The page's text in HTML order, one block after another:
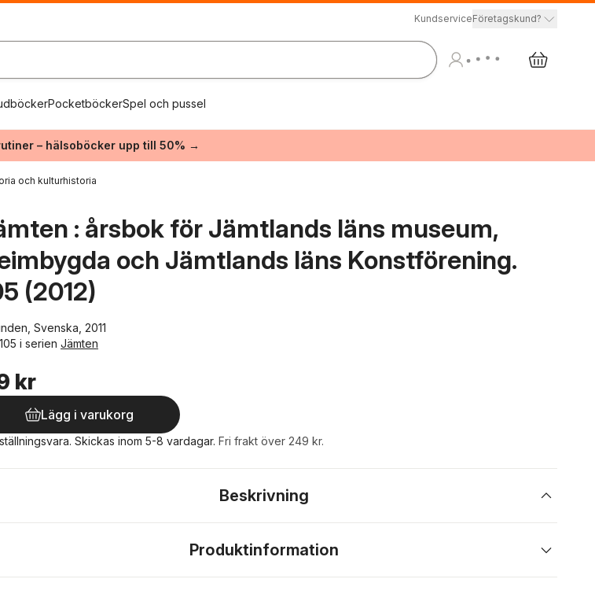
KundserviceFöretagskund?
PocketböckerSpel och pussel
– hälsoböcker upp till 50% →
och kulturhistoria
: årsbok för Jämtlands läns museum,
och Jämtlands läns Konstförening.
(2012)
Svenska, 2011
i serien Jämten
kr
Lägg i varukorg
Skickas inom 5-8 vardagar. Fri frakt över 249 kr.
Beskrivning
Produktinformation